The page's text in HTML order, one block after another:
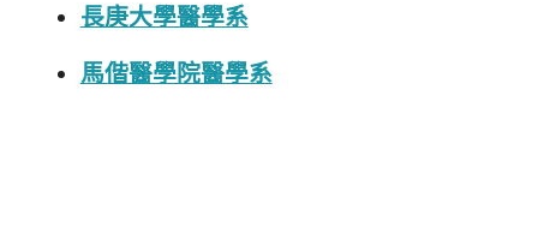
長庚大學醫學系
馬偕醫學院醫學系